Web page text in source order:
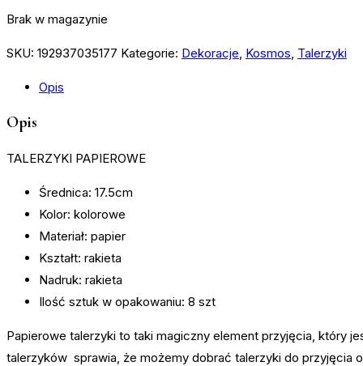
Brak w magazynie
SKU: 192937035177 Kategorie: Dekoracje Kosmos Talerzyki
Opis
Opis
TALERZYKI PAPIEROWE
Średnica: 17.5cm
Kolor: kolorowe
Materiał: papier
Kształt: rakieta
Nadruk: rakieta
Ilość sztuk w opakowaniu: 8 szt
Papierowe talerzyki to taki magiczny element przyjęcia, który
talerzyków sprawia, że możemy dobrać talerzyki do przyjęcia